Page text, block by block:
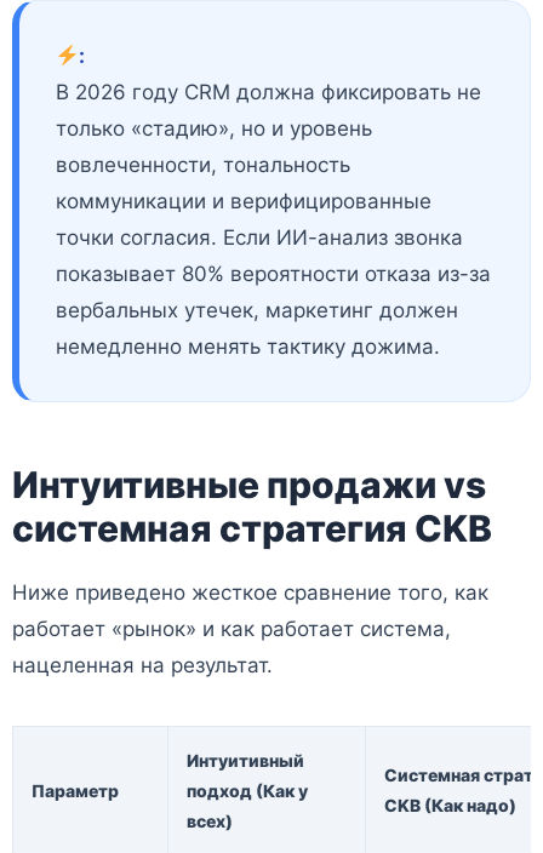
:
В 2026 году CRM должна фиксировать не
только «стадию», но и уровень
вовлеченности, тональность
коммуникации и верифицированные
точки согласия. Если ИИ-анализ звонка
показывает 80% вероятности отказа из-за
вербальных утечек, маркетинг должен
немедленно менять тактику дожима.
Интуитивные продажи vs
системная стратегия CKB
Ниже приведено жесткое сравнение того, как
работает «рынок» и как работает система,
нацеленная на результат.
Параметр
Интуитивный
подход (Как у
всех)
Системная
CKB (Как надо)